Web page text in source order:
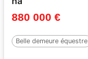
880 000 €
Belle demeure équestre